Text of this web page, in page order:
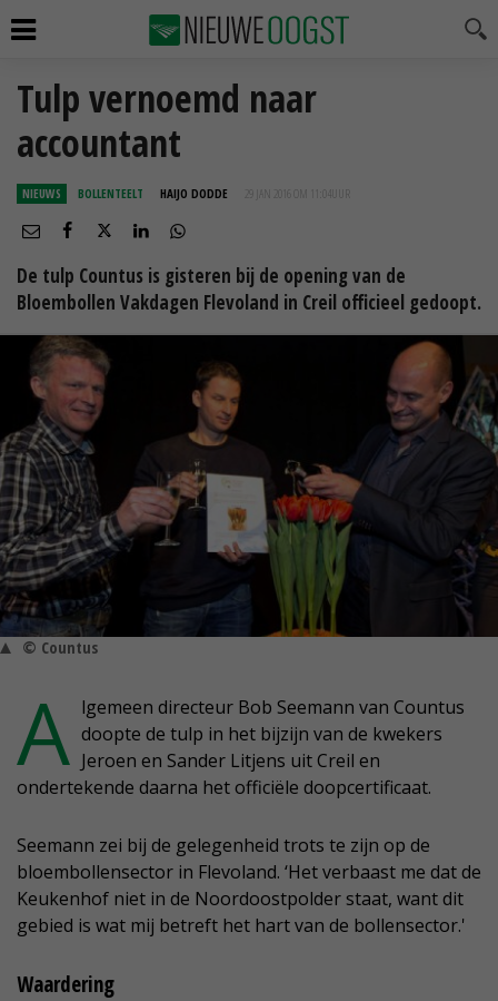
Tulp vernoemd naar
accountant
NIEUWS BOLLENTEELT HAIJO DODDE 29 JAN 2016 OM 11:04
De tulp Countus is gisteren bij de opening van de
Bloembollen Vakdagen Flevoland in Creil officieel gedoopt.
© Countus
A lgemeen directeur Bob Seemann van Countus
doopte de tulp in het bijzijn van de kwekers
Jeroen en Sander Litjens uit Creil en
ondertekende daarna het officiële doopcertificaat.
Seemann zei bij de gelegenheid trots te zijn op de
bloembollensector in Flevoland. ‘Het verbaast me dat de
Keukenhof niet in de Noordoostpolder staat, want dit
gebied is wat mij betreft het hart van de bollensector.'
Waardering